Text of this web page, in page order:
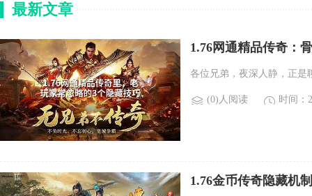
最新文章
1.76网通精品传奇：
各位兄弟，夜深人静，正是
(0)人阅读 时间：
1.76金币传奇隐藏机